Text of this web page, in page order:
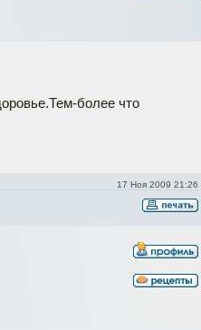
более что
17 Ноя 2009 21:26